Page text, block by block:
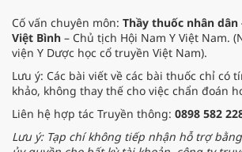
Cố vấn chuyên môn: Thầy thuốc nhân dân
Việt Bình – Chủ tịch Hội Nam Y Việt Nam.
viện Y Dược học cổ truyền Việt Nam).
Lưu ý: Các bài viết về các bài thuốc chỉ có
khảo, không thay thế cho việc chẩn đoán
Liên hệ hợp tác Truyền thông: 0898 582
Lưu ý: Tạp chí không tiếp nhận hỗ trợ